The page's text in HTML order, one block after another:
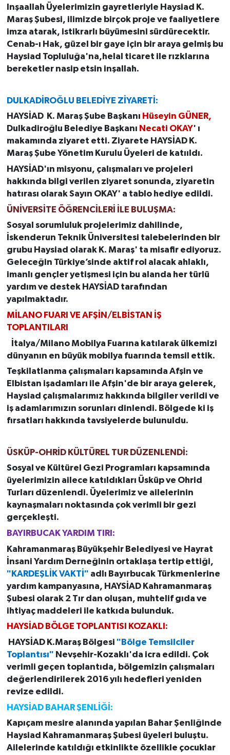
Inşaallah Üyelerimizin gayretleriyle Haysiad K.
Maraş Şubesi, ilimizde birçok proje ve faaliyetlere
imza atarak, istikrarlı büyümesini sürdürecektir.
Cenab-ı Hak, güzel bir gaye için bir araya gelmiş bu
Haysiad Topluluğa'na,helal ticaret ile rızklarına
bereketler nasip etsin inşallah.
DULKADİROĞLU BELEDİYE ZİYARETİ:
HAYSİAD K. Maraş Şube Başkanı Hüseyin GÜNER,
Dulkadiroğlu Belediye Başkanı Necati OKAY' ı
makamında ziyaret etti. Ziyarete HAYSİAD K.
Maraş Şube Yönetim Kurulu Üyeleri de katııldı.
HAYSİAD'ın misyonu, çalışmaları ve projeleri
hakkında bilgi verilen ziyaret sonunda, ziyaretin
hatırası olarak Sayın OKAY' a tablo hediye edildi.
ÜNİVERSİTE ÖĞRENCİLERİ İLE BULUŞMA:
Sosyal sorumluluk projelerimiz dahilinde,
İskenderun Teknik Üniversitesi talebelerinden bir
grubu Haysiad olarak K. Maraş' ta misafir ediyoruz.
Geleceğin Türkiye’sinde aktif rol alacak ahlaklı,
imanlı gençler yetişmesi için bu alanda her türlü
yardım ve destek HAYSİAD tarafından
yapılmaktadır.
MİLANO FUARI VE AFŞİN/ELBİSTAN İŞ
TOPLANTILARI
İtalya/Milano Mobilya Fuarına katılarak ülkemizi
dünyanın en büyük mobilya fuarında temsil ettik.
Teşkilatlanma çalışmaları kapsamında Afşin ve
Elbistan işadamları ile Afşin'de bir araya gelerek,
Haysiad çalışmalarımız hakkında bilgiler verildi ve
iş adamlarımızın sorunları dinlendi. Bölgede ki iş
fırsatları hakkında tavsiyelerde bulunuldu.
ÜSKÜP-OHRİD KÜLTÜREL TUR DÜZENLENDİ:
Sosyal ve Kültürel Gezi Programları kapsamında
üyelerimizin ailece katıldıkları Üsküp ve Ohrid
Turları düzenlendi. Üyelerimiz ve ailelerinin
kaynaşmaları noktasında çok verimli bir gezi
gerçekleşti.
BAYIRBUCAK YARDIM TIRI:
Kahramanmaraş Büyükşehir Belediyesi ve Hayrat
İnsani Yardım Derneğinin ortaklaşa tertip ettiği,
"KARDEŞLİK VAKTİ" adlı Bayırbucak Türkmenlerine
yardım kampanyasına, HAYSİAD Kahramanmaraş
Şubesi olarak 2 Tır dan oluşan, muhtelif gıda ve
ihtiyaç maddeleri ile katkıda bulunduk.
HAYSİAD BÖLGE TOPLANTISI KOZAKLI:
HAYSİAD K.Maraş Bölgesi "Bölge Temsilciler
Toplantısı" Nevşehir-Kozaklı'da icra edildi. Çok
verimli geçen toplantıda, bölgemizin çalışmaları
değerlendirilerek 2016 yılı hedefleri yeniden
revize edildi.
HAYSİAD BAHAR ŞENLİĞİ:
Kapıçam mesire alanında yapılan Bahar Şenliğinde
Haysiad Kahramanmaraş Şubesi üyeleri buluştu.
Ailelerinde katıldığı etkinlikte özellikle çocuklar